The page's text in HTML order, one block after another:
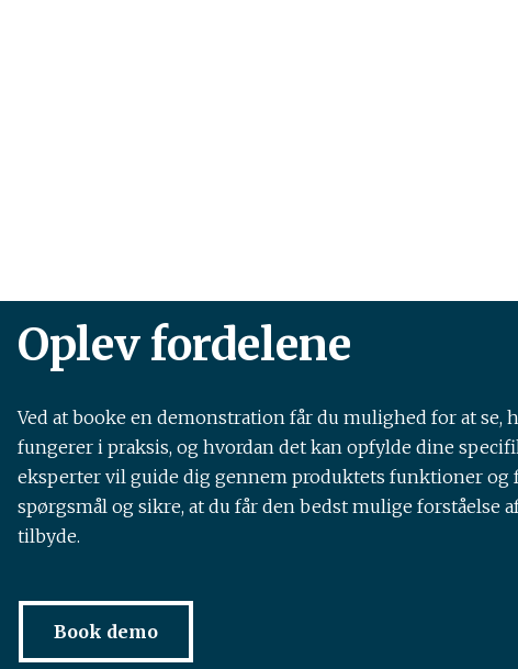
Oplev fordelene
Ved at booke en demonstration får du mulighed for at se,
fungerer i praksis, og hvordan det kan opfylde dine
eksperter vil guide dig gennem produktets funktioner og
spørgsmål og sikre, at du får den bedst mulige forståelse
tilbyde.
Book demo